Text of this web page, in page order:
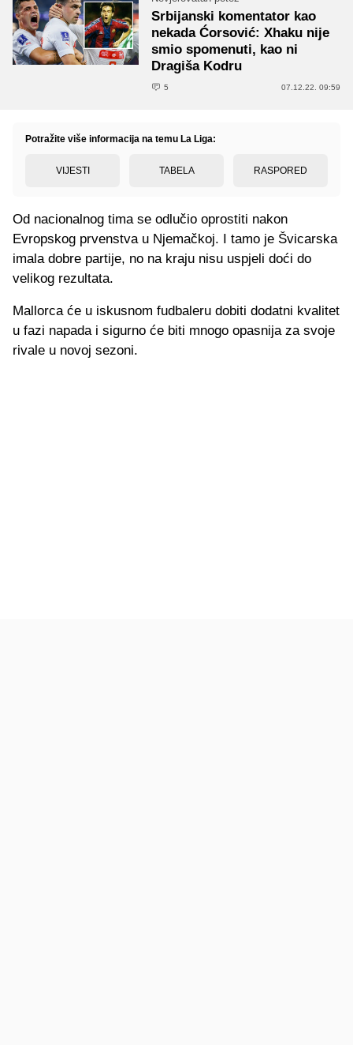
Srbijanski komentator kao
nekada Ćorsović: Xhaku nije
smio spomenuti, kao ni
Dragiša Kodru
5 07.12.22. 09:59
Potražite više informacija na temu La Liga:
VIJESTI TABELA RASPORED
Od nacionalnog tima se odlučio oprostiti nakon
Evropskog prvenstva u Njemačkoj. I tamo je Švicarska
imala dobre partije, no na kraju nisu uspjeli doći do
velikog rezultata.
Mallorca će u iskusnom fudbaleru dobiti dodatni kvalitet
u fazi napada i sigurno će biti mnogo opasnija za svoje
rivale u novoj sezoni.